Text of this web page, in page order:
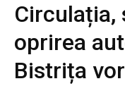
Circulația,
oprirea
Bistrița